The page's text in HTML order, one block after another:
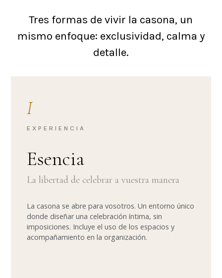
Tres formas de vivir la casona, un
mismo enfoque: exclusividad, calma y
detalle.
I
EXPERIENCIA
Esencia
La libertad de celebrar a vuestra manera
La casona se abre para vosotros. Un entorno único
donde diseñar una celebración íntima, sin
imposiciones. Incluye el uso de los espacios y
acompañamiento en la organización.